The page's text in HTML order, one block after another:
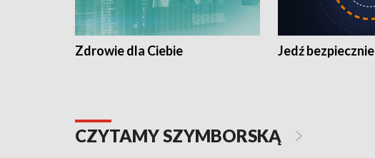
Zdrowie dla Ciebie Jedź bezpiecznie
CZYTAMY SZYMBORSKĄ